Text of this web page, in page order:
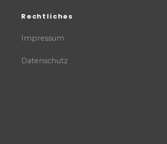
Rechtliches
Impressum
Datenschutz